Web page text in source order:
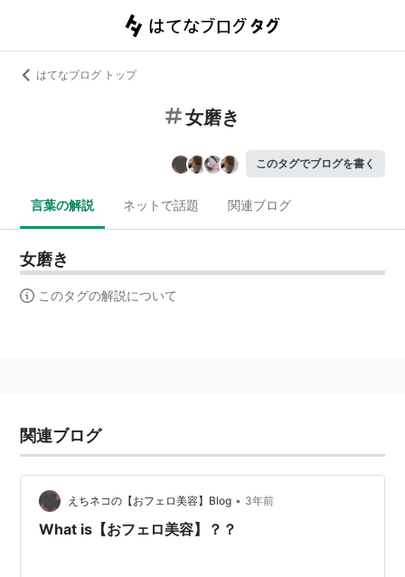
はてなブログ トップ
女磨き
このタグでブログを書く
言葉の解説 ネットで話題 関連ブログ
女磨き
このタグの解説について
関連ブログ
えちネコの【おフェロ美容】Blog • 3年前
What is【おフェロ美容】？？